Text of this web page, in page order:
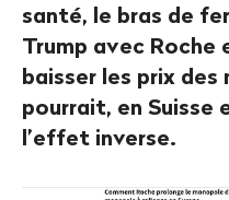
santé, le bras de
Trump avec
baisser les prix
pourrait, en Suisse
l’effet inverse.